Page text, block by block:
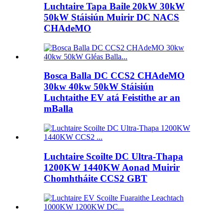
Luchtaire Tapa Baile 20kW 30kW
50kW Stáisiún Muirir DC NACS
CHAdeMO
Bosca Balla DC CCS2 CHAdeMO
30kw 40kw 50kW Stáisiún
Luchtaithe EV atá Feistithe ar an
mBalla
Luchtaire Scoilte DC Ultra-Thapa
1200KW 1440KW Aonad Muirir
Chomhtháite CCS2 GBT